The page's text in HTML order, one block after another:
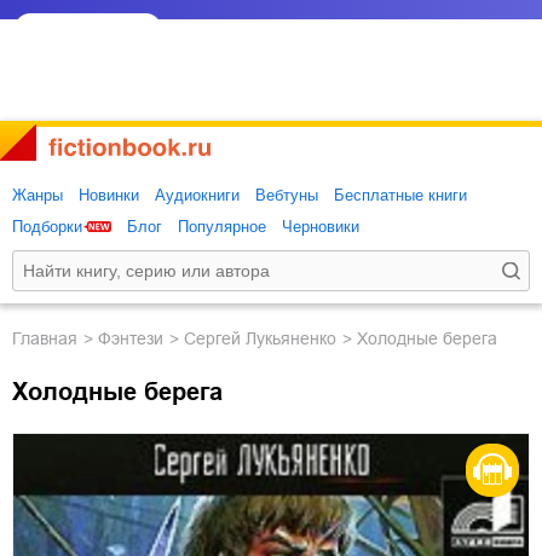
Жанры Новинки Аудиокниги Вебтуны
Бесплатные книги
Подборки
Блог Популярное Черновики
Главная фэнтези Сергей Лукьяненко Холодные берега
Холодные берега